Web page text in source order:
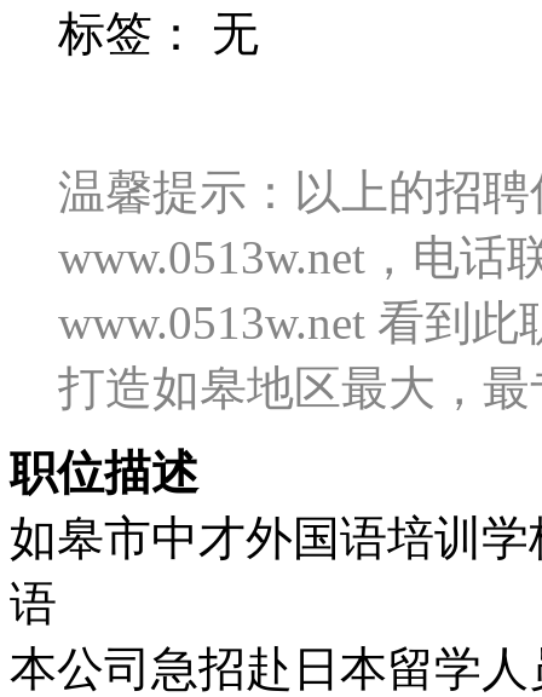
标签： 无
温馨提示：以上的招
www.0513w.net，电
www.0513w.net 看到
打造如皋地区最大，
职位描述
如皋市中才外国语培训学
语
本公司急招赴日本留学人